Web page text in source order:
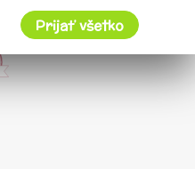
Prijať všetko